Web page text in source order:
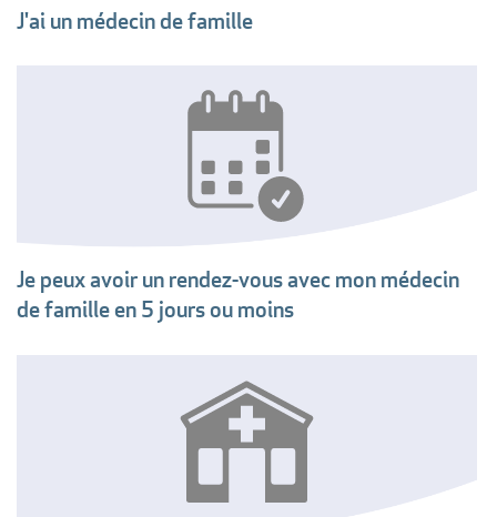
J'ai un médecin de famille
Je peux avoir un rendez-vous avec mon médecin
de famille en 5 jours ou moins